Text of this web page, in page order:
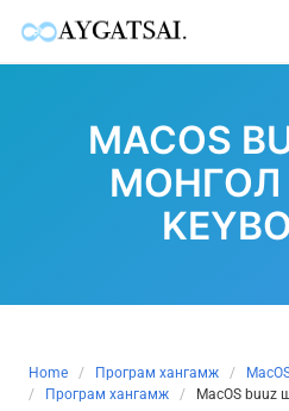
MACOS
МОНГОЛ
Home Програм хангамж
Програм хангамж
MacOS buuz